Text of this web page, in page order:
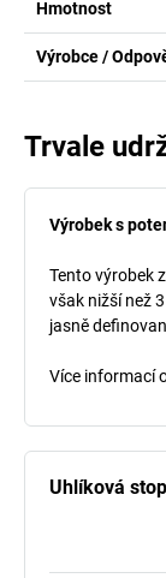
Hmotnost
Výrobce /
Trvale
Výrobek s
Tento výrobek
však nižší než
jasně
Více informací
Uhlíková